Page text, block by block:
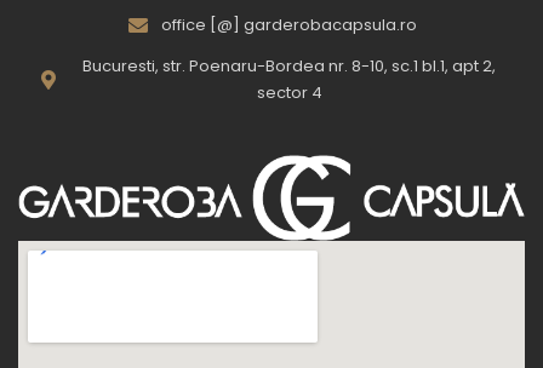
office [@] garderobacapsula.ro
Bucuresti, str. Poenaru-Bordea nr. 8-10, sc.1 bl.1, apt 2,
sector 4